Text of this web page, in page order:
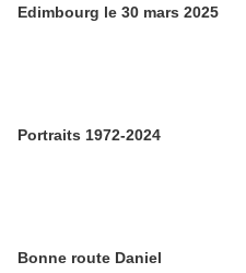
Edimbourg le 30 mars 2025
Portraits 1972-2024
Bonne route Daniel